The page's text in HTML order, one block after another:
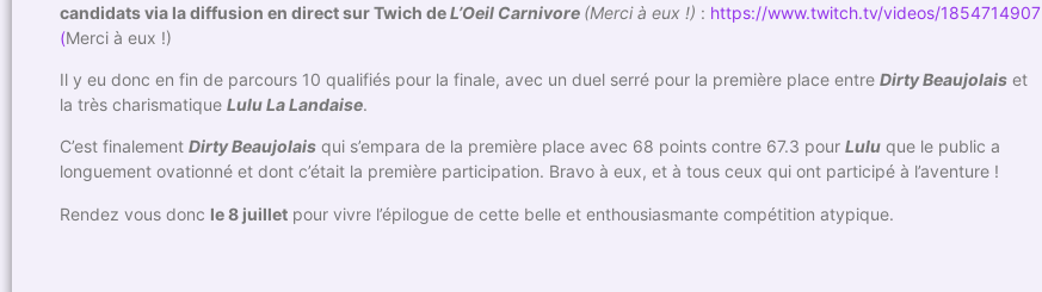
candidats via la diffusion en direct sur Twich deL’Oeil Carnivore (Merci à eux !) : https://www.twitch.tv/videos/1854714907
(Merci à eux !)
Il y eu donc en fin de parcours 10 qualifiés pour la finale, avec un duel serré pour la première place entre Dirty Beaujolais et
la très charismatique Lulu La Landaise.
C’est finalement Dirty Beaujolais qui s’empara de la première place avec 68 points contre 67.3 pour Lulu que le public a
longuement ovationné et dont c’était la première participation. Bravo à eux, et à tous ceux qui ont participé à l’aventure !
Rendez vous donc le 8 juillet pour vivre l’épilogue de cette belle et enthousiasmante compétition atypique.